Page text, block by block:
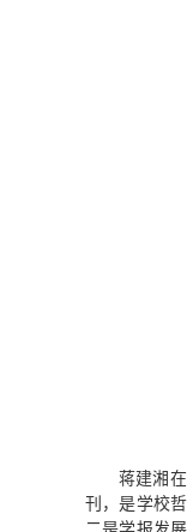
蒋建湘
刊，是学校
二是学报发